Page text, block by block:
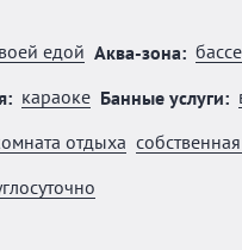
едой Аква-зона:
караоке Банные услуги:
отдыха